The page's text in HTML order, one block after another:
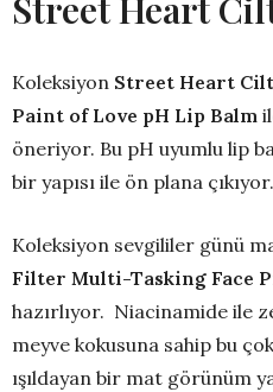
Street Heart
Koleksiyon Street Heart
Paint of Love pH Lip Balm
öneriyor. Bu pH uyumlu lip
bir yapısı ile ön plana çıkıyor.
Koleksiyon sevgililer günü
Filter Multi-Tasking Face
hazırlıyor. Niacinamide ile
meyve kokusuna sahip bu
ışıldayan bir mat görünüm